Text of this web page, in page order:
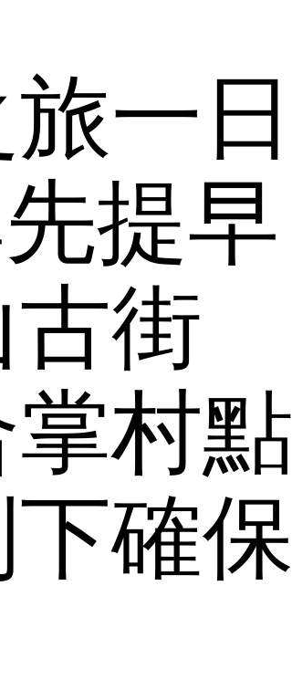
一日
提早
街
村點
確保